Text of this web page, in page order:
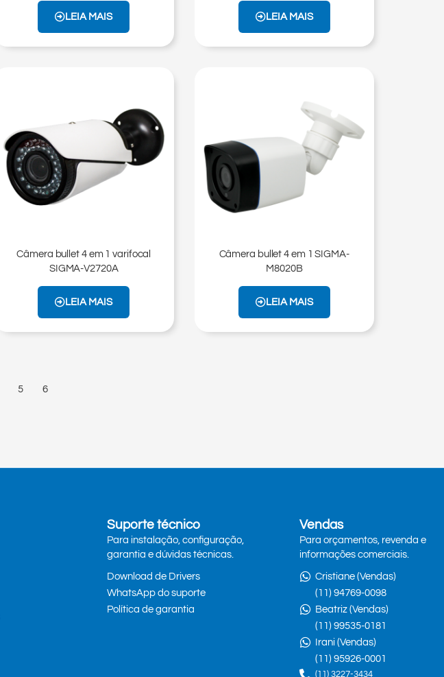
LEIA MAIS LEIA MAIS
Câmera bullet 4 em 1 varifocal
SIGMA-V2720A
LEIA MAIS
Câmera bullet 4 em 1 SIGMA-
M8020B
LEIA MAIS
5 6
Suporte técnico
Para instalação, configuração,
garantia e dúvidas técnicas.
Download de Drivers
WhatsApp do suporte
Política de garantia
Vendas
Para orçamentos, revenda e
informações comerciais.
Cristiane (Vendas)
(11) 94769-0098
Beatriz (Vendas)
(11) 99535-0181
Irani (Vendas)
(11) 95926-0001
(11) 3227-3434